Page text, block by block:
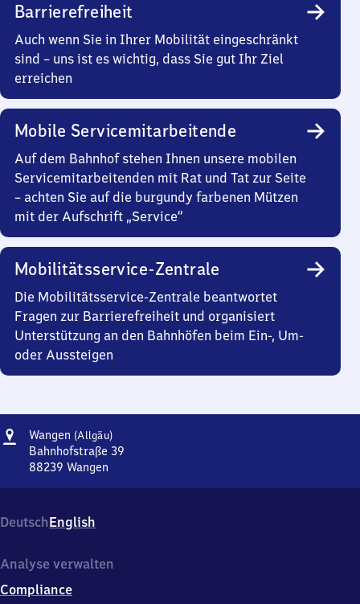
Barrierefreiheit
Auch wenn Sie in Ihrer Mobilität eingeschränkt
sind – uns ist es wichtig, dass Sie gut Ihr Ziel
erreichen
Mobile Servicemitarbeitende
Auf dem Bahnhof stehen Ihnen unsere mobilen
Servicemitarbeitenden mit Rat und Tat zur Seite
– achten Sie auf die burgundy farbenen Mützen
mit der Aufschrift „Service“
Mobilitätsservice-Zentrale
Die Mobilitätsservice-Zentrale beantwortet
Fragen zur Barrierefreiheit und organisiert
Unterstützung an den Bahnhöfen beim Ein-, Um-
oder Aussteigen
Adresse
Wangen (Allgäu)Wangen
(Allgäu)
Bahnhofstraße 39
88239 Wangen
Bahnhofstraße
39,
8
3
DeutschEnglish
Analyse verwalten
Compliance